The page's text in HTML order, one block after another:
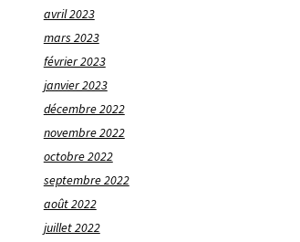
avril 2023
mars 2023
février 2023
janvier 2023
décembre 2022
novembre 2022
octobre 2022
septembre 2022
août 2022
juillet 2022